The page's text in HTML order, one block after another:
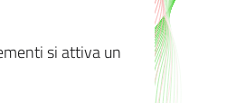
si attiva un